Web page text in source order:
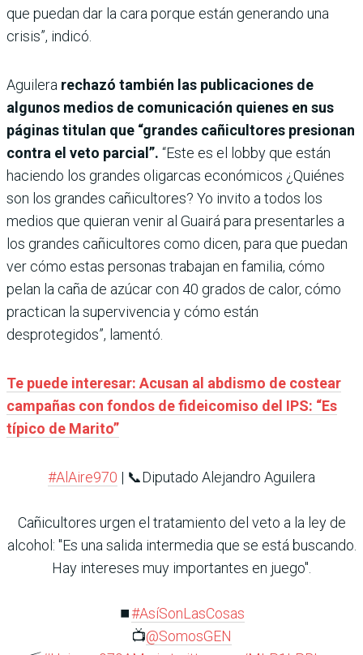
que puedan dar la cara porque están generando una
crisis”, indicó.
Aguilera rechazó también las publicaciones de
algunos medios de comunicación quienes en sus
páginas titulan que “grandes cañicultores presionan
contra el veto parcial”. “Este es el lobby que están
haciendo los grandes oligarcas económicos ¿Quiénes
son los grandes cañicultores? Yo invito a todos los
medios que quieran venir al Guairá para presentarles a
los grandes cañicultores como dicen, para que puedan
ver cómo estas personas trabajan en familia, cómo
pelan la caña de azúcar con 40 grados de calor, cómo
practican la supervivencia y cómo están
desprotegidos”, lamentó.
Te puede interesar: Acusan al abdismo de costear
campañas con fondos de fideicomiso del IPS: “Es
típico de Marito”
#AlAire970 | 📞Diputado Alejandro Aguilera
Cañicultores urgen el tratamiento del veto a la ley de
alcohol: "Es una salida intermedia que se está buscando.
Hay intereses muy importantes en juego".
⏹️#AsíSonLasCosas
📺@SomosGEN